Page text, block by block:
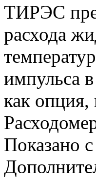
ТИРЭС
расхода
импульса
как
Показано